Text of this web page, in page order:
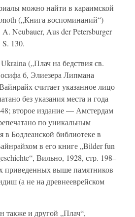
можно найти в караимской
(„Книга воспоминаний“)
Neubauer, Aus der Petersburger
130.
(„Плач на бедствия св.
б, Элиезера Липмана
считает указанное лицо
без указания места и года
второе издание — Амстердам
по уникальным
Бодлеанской библиотеке в
в его книге „Bilder fun
Вильно, 1928, стр. 198–
приведенных выше памятников
(а не на древнееврейском
также и другой „Плач“,